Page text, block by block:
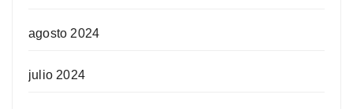
agosto 2024
julio 2024